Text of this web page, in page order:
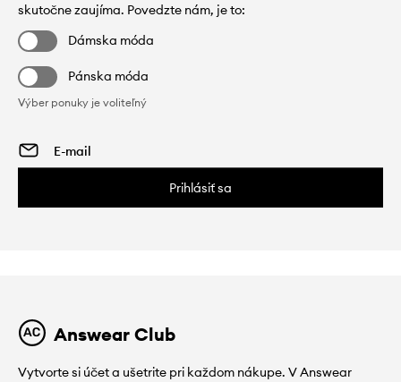
skutočne zaujíma. Povedzte nám, je to:
Dámska móda
Pánska móda
Výber ponuky je voliteľný
Prihlásiť sa
Answear Club
Vytvorte si účet a ušetrite pri každom nákupe. V Answear